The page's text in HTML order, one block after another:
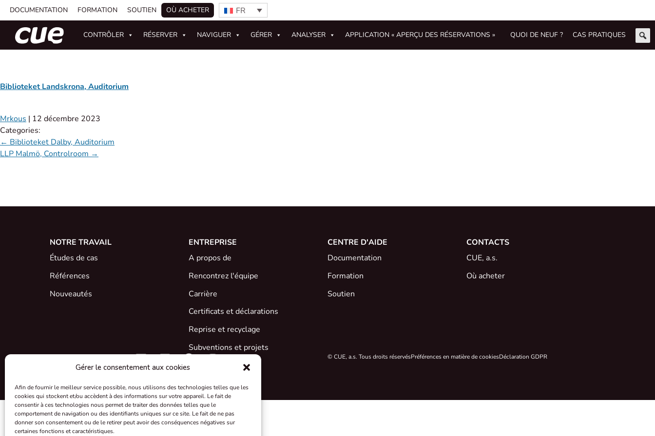
Gérer le consentement aux cookies
Afin de fournir le meilleur service possible, nous utilisons des technologies telles que les
cookies qui stockent et/ou accèdent à des informations sur votre appareil. Le fait de
consentir à ces technologies nous permet de traiter des données telles que le
comportement de navigation ou des identifiants uniques sur ce site. Le fait de ne pas
donner son consentement ou de le retirer peut avoir des conséquences négatives sur
certaines fonctions et caractéristiques.
DOCUMENTATION FORMATION SOUTIEN OÙ ACHETER FR
CONTRÔLER RÉSERVER NAVIGUER GÉRER ANALYSER CAS PRATIQUES
QUOI DE NEUF ?
APPLICATION « APERÇU DES RÉSERVATIONS »
Biblioteket Landskrona, Auditorium
Mrkous | 12 décembre 2023
Categories:
← Biblioteket Dalby, Auditorium
LLP Malmö, Controlroom →
NOTRE TRAVAIL
Études de cas
Références
Nouveautés
ENTREPRISE
A propos de
Rencontrez l'équipe
Carrière
Certificats et déclarations
Reprise et recyclage
Subventions et projets
CENTRE D'AIDE
Documentation
Formation
Soutien
CONTACTS
CUE, a.s.
Où acheter
© CUE, a.s. Tous droits réservésPréférences en matière de cookiesDéclaration GDPR